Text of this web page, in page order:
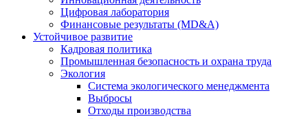
Цифровая лаборатория
Финансовые результаты (MD&A)
Устойчивое развитие
Кадровая политика
Промышленная безопасность и охрана труда
Экология
Система экологического менеджмента
Выбросы
Отходы производства